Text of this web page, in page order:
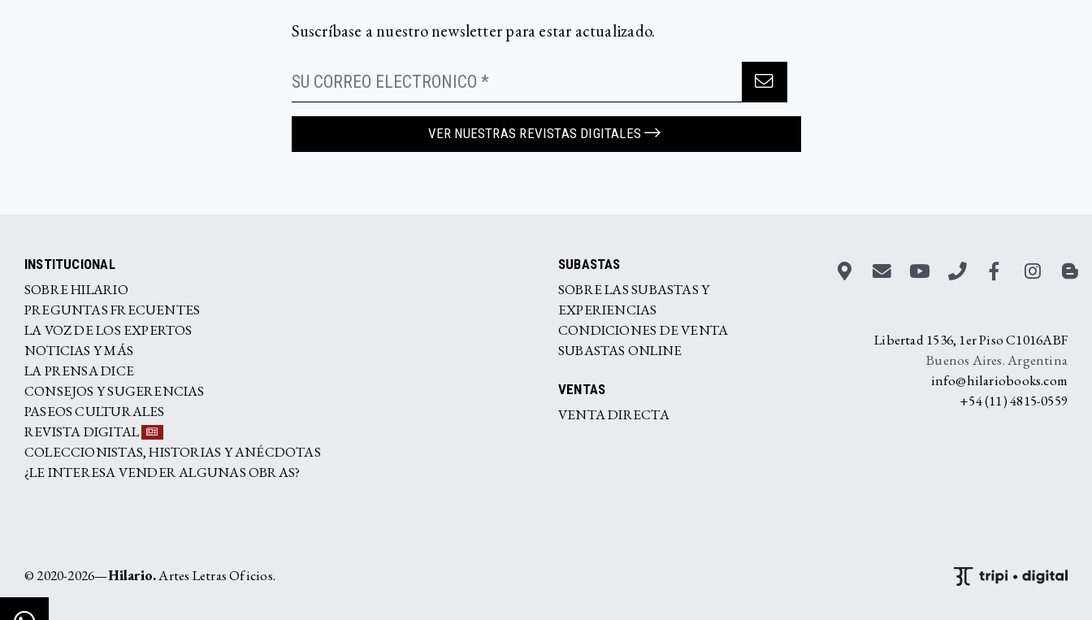
Suscríbase a nuestro newsletter para estar actualizado.
VER NUESTRAS REVISTAS DIGITALES
INSTITUCIONAL
SOBRE HILARIO
PREGUNTAS FRECUENTES
LA VOZ DE LOS EXPERTOS
NOTICIAS Y MÁS
LA PRENSA DICE
CONSEJOS Y SUGERENCIAS
PASEOS CULTURALES
REVISTA DIGITAL
COLECCIONISTAS, HISTORIAS Y ANÉCDOTAS
¿LE INTERESA VENDER ALGUNAS OBRAS?
SUBASTAS
SOBRE LAS SUBASTAS Y
EXPERIENCIAS
CONDICIONES DE VENTA
SUBASTAS ONLINE
VENTAS
VENTA DIRECTA
Libertad 1536, 1er Piso C1016ABF
Buenos Aires. Argentina
info@hilariobooks.com
+54 (11) 4815-0559
© 2020-2026—Hilario.Artes Letras Oficios.